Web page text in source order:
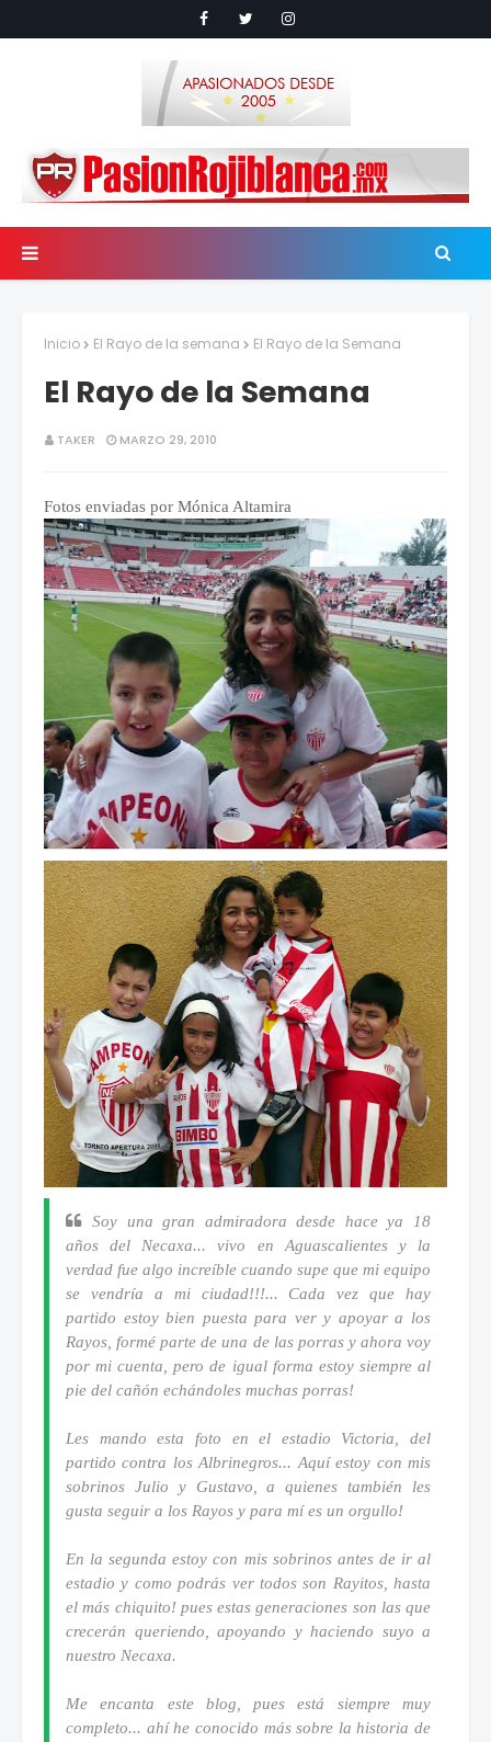
Inicio El Rayo de la semana El Rayo de la Semana
El Rayo de la Semana
TAKER MARZO 29, 2010
Fotos enviadas por Mónica Altamira
Soy una gran admiradora desde hace ya 18
años del Necaxa... vivo en Aguascalientes y la
verdad fue algo increíble cuando supe que mi equipo
se vendría a mi ciudad!!!... Cada vez que hay
partido estoy bien puesta para ver y apoyar a los
Rayos, formé parte de una de las porras y ahora voy
por mi cuenta, pero de igual forma estoy siempre al
pie del cañón echándoles muchas porras!
Les mando esta foto en el estadio Victoria, del
partido contra los Albrinegros... Aquí estoy con mis
sobrinos Julio y Gustavo, a quienes también les
gusta seguir a los Rayos y para mí es un orgullo!
En la segunda estoy con mis sobrinos antes de ir al
estadio y como podrás ver todos son Rayitos, hasta
el más chiquito! pues estas generaciones son las que
crecerán queriendo, apoyando y haciendo suyo a
nuestro Necaxa.
Me encanta este blog, pues está siempre muy
completo... ahí he conocido más sobre la historia de